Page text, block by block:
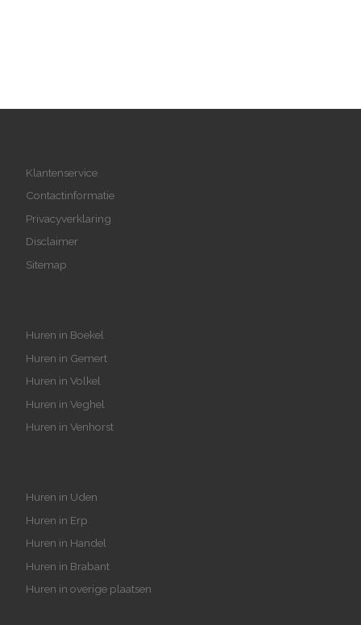
Klantenservice
Contactinformatie
Privacyverklaring
Disclaimer
Sitemap
Huren in Boekel
Huren in Gemert
Huren in Volkel
Huren in Veghel
Huren in Venhorst
Huren in Uden
Huren in Erp
Huren in Handel
Huren in Brabant
Huren in overige plaatsen